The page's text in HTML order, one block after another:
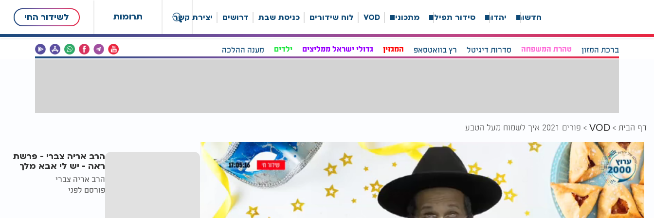
תרומות לשידור החי חדשות יהדות סידור תפילה מתכונים VOD לוח שידורים כניסת שבת דרושים יצירת קשר
ברכת המזון טהרת המשפחה סדרות דיגיטל רץ בוואטסאפ המגזין גדולי ישראל ממליצים ילדים מענה ההלכה
דף הבית VOD פורים 2021 איך לשמוח מעל הטבע
הרב אריה צברי - פרשת
ראה - יש לי אבא מלך
הרב אריה צברי
פורסם לפני